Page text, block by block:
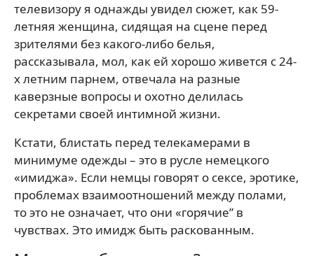
телевизору я однажды увидел сюжет, как 59-
летняя женщина, сидящая на сцене перед
зрителями без какого-либо белья,
рассказывала, мол, как ей хорошо живется с 24-
х летним парнем, отвечала на разные
каверзные вопросы и охотно делилась
секретами своей интимной жизни.
Кстати, блистать перед телекамерами в
минимуме одежды – это в русле немецкого
«имиджа». Если немцы говорят о сексе, эротике,
проблемах взаимоотношений между полами,
то это не означает, что они «горячие” в
чувствах. Это имидж быть раскованным.